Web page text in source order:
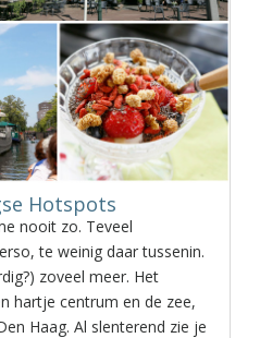
Hotspots
nooit zo. Teveel
te weinig daar tussenin.
zoveel meer. Het
hartje centrum en de zee,
Haag. Al slenterend zie je